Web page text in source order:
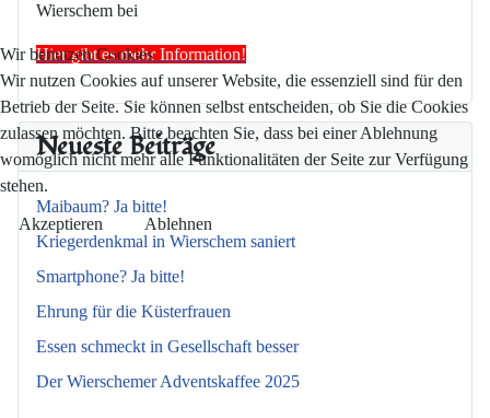
Wierschem bei
Hier gibt es mehr Information!
Neueste Beiträge
Maibaum? Ja bitte!
Kriegerdenkmal in Wierschem saniert
Smartphone? Ja bitte!
Ehrung für die Küsterfrauen
Essen schmeckt in Gesellschaft besser
Der Wierschemer Adventskaffee 2025
Wir benutzen Cookies
Wir nutzen Cookies auf unserer Website, die essenziell sind für den
Betrieb der Seite. Sie können selbst entscheiden, ob Sie die Cookies
zulassen möchten. Bitte beachten Sie, dass bei einer Ablehnung
womöglich nicht mehr alle Funktionalitäten der Seite zur Verfügung
stehen.
Akzeptieren Ablehnen